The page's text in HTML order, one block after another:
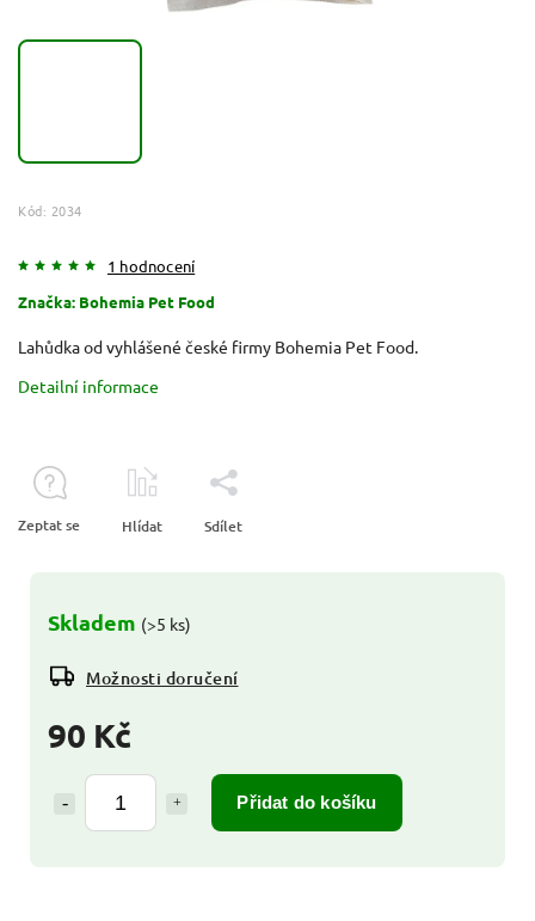
Kód: 2034
1 hodnocení
Značka: Bohemia Pet Food
90 Kč
Přidat do košíku
Skladem (>5 ks)
Možnosti doručení
Lahůdka od vyhlášené české firmy Bohemia Pet Food.
Detailní informace
Zeptat se Hlídat Sdílet